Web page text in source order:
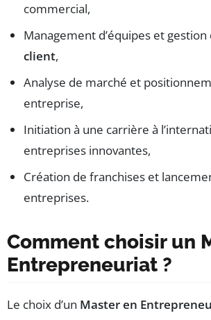
commercial,
Management d’équipes et gestion
client,
Analyse de marché et
entreprise,
Initiation à une carrière à
entreprises innovantes,
Création de franchises et
entreprises.
Comment choisir un
Entrepreneuriat ?
Le choix d’un Master en